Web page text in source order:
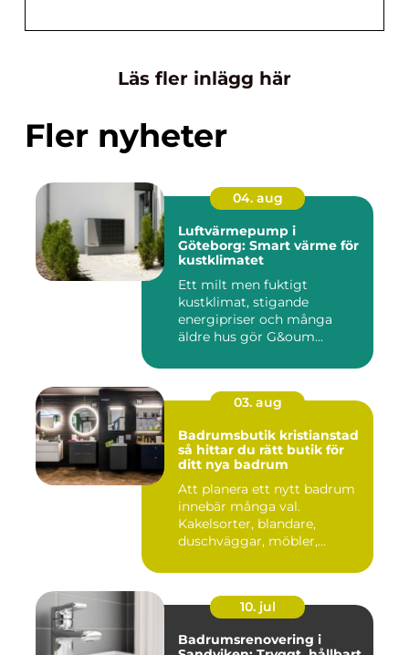
Läs fler inlägg här
Fler nyheter
04. aug
Luftvärmepump i
Göteborg: Smart värme för
kustklimatet
Ett milt men fuktigt
kustklimat, stigande
energipriser och många
äldre hus gör G&oum...
03. aug
Badrumsbutik kristianstad
så hittar du rätt butik för
ditt nya badrum
Att planera ett nytt badrum
innebär många val.
Kakelsorter, blandare,
duschväggar, möbler,
10. jul
Badrumsrenovering i